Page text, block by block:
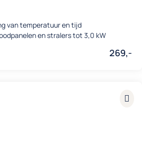
van temperatuur en tijd
en stralers tot 3,0 kW
269,-